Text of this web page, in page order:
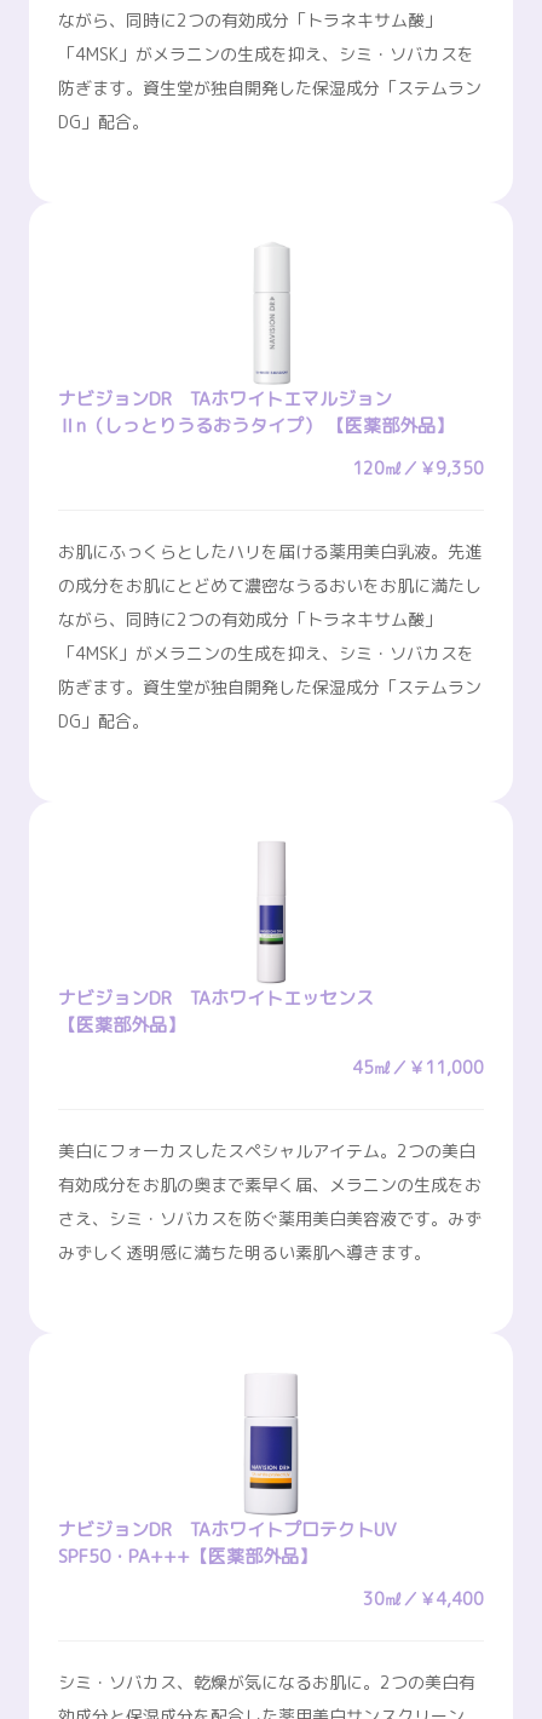
ながら、同時に2つの有効成分「トラネキサム酸」
「4MSK」がメラニンの生成を抑え、シミ・ソバカスを
防ぎます。資生堂が独自開発した保湿成分「ステムラン
DG」配合。
ナビジョンDR TAホワイトエマルジョン
Ⅱn（しっとりうるおうタイプ） 【医薬部外品】
120㎖／￥9,350
お肌にふっくらとしたハリを届ける薬用美白乳液。先進
の成分をお肌にとどめて濃密なうるおいをお肌に満たし
ながら、同時に2つの有効成分「トラネキサム酸」
「4MSK」がメラニンの生成を抑え、シミ・ソバカスを
防ぎます。資生堂が独自開発した保湿成分「ステムラン
DG」配合。
ナビジョンDR TAホワイトエッセンス
【医薬部外品】
45㎖／￥11,000
美白にフォーカスしたスペシャルアイテム。2つの美白
有効成分をお肌の奥まで素早く届、メラニンの生成をお
さえ、シミ・ソバカスを防ぐ薬用美白美容液です。みず
みずしく透明感に満ちた明るい素肌へ導きます。
ナビジョンDR TAホワイトプロテクトUV
SPF50・PA+++【医薬部外品】
30㎖／￥4,400
シミ・ソバカス、乾燥が気になるお肌に。2つの美白有